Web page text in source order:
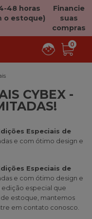
48 horas
o estoque)
Financie
suas
compras
0
CYBEX -
Especiais de
e com ótimo design e
Especiais de
e com ótimo design e
edição especial que
estoque, mantemos
em contato conosco.